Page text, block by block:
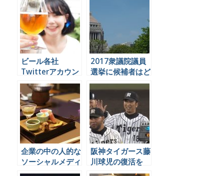
Twitterで見てみ
よう
にほとんど無いら
しい。
ビール各社
Twitterアカウン
ト比較
2017衆議院議員
選挙に候補者はど
うソーシャルメデ
ィアを運用すれば
良いのか
企業の中の人的な
ソーシャルメディ
ア運用がもたらし
阪神タイガース藤
川球児の復活を
Twitter民はどう